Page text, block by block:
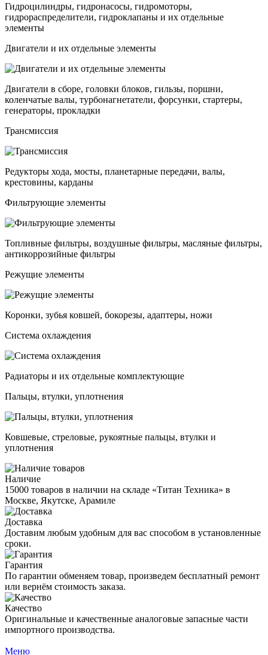
Гидроцилиндры, гидронасосы, гидромоторы,
гидрораспределители, гидроклапаны и их отдельные
элементы
Двигатели и их отдельные элементы
Двигатели в сборе, головки блоков, гильзы, поршни,
коленчатые валы, турбонагнетатели, форсунки, стартеры,
генераторы, прокладки
Трансмиссия
Редукторы хода, мосты, планетарные передачи, валы,
крестовины, карданы
Фильтрующие элементы
Топливные фильтры, воздушные фильтры, масляные фильтры,
антикоррозийные фильтры
Режущие элементы
Коронки, зубья ковшей, бокорезы, адаптеры, ножи
Система охлаждения
Радиаторы и их отдельные комплектующие
Пальцы, втулки, уплотнения
Ковшевые, стреловые, рукоятные пальцы, втулки и
уплотнения
Наличие
15000 товаров в наличии на складе «Титан Техника» в
Москве, Якутске, Арамиле
Доставка
Доставим любым удобным для вас способом в установленные
сроки.
Гарантия
По гарантии обменяем товар, произведем бесплатный ремонт
или вернём стоимость заказа.
Качество
Оригинальные и качественные аналоговые запасные части
импортного производства.
Меню